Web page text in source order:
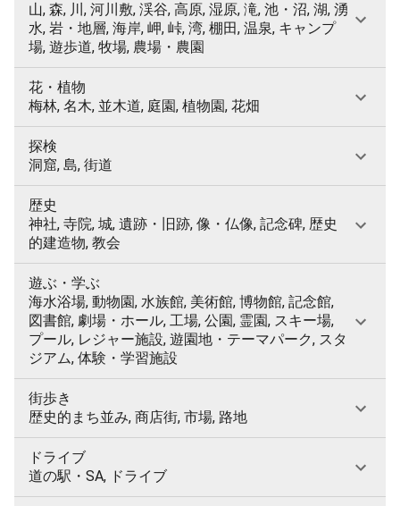
山, 森, 川, 河川敷, 渓谷, 高原, 湿原, 滝, 池・沼, 湖, 湧
水, 岩・地層, 海岸, 岬, 峠, 湾, 棚田, 温泉, キャンプ
場, 遊歩道, 牧場, 農場・農園
花・植物
梅林, 名木, 並木道, 庭園, 植物園, 花畑
探検
洞窟, 島, 街道
歴史
神社, 寺院, 城, 遺跡・旧跡, 像・仏像, 記念碑, 歴史
的建造物, 教会
遊ぶ・学ぶ
海水浴場, 動物園, 水族館, 美術館, 博物館, 記念館,
図書館, 劇場・ホール, 工場, 公園, 霊園, スキー場,
プール, レジャー施設, 遊園地・テーマパーク, スタ
ジアム, 体験・学習施設
街歩き
歴史的まち並み, 商店街, 市場, 路地
ドライブ
道の駅・SA, ドライブ